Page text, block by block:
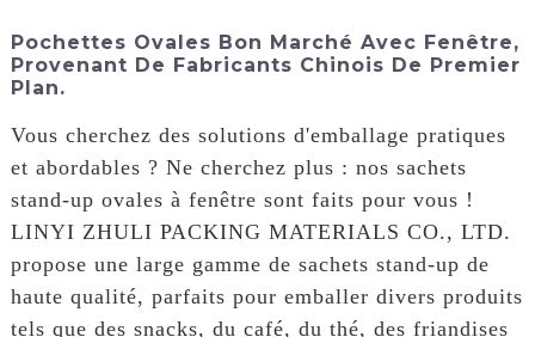
Pochettes Ovales Bon Marché Avec Fenêtre,
Provenant De Fabricants Chinois De Premier
Plan.
Vous cherchez des solutions d'emballage pratiques
et abordables ? Ne cherchez plus : nos sachets
stand-up ovales à fenêtre sont faits pour vous !
LINYI ZHULI PACKING MATERIALS CO., LTD.
propose une large gamme de sachets stand-up de
haute qualité, parfaits pour emballer divers produits
tels que des snacks, du café, du thé, des friandises